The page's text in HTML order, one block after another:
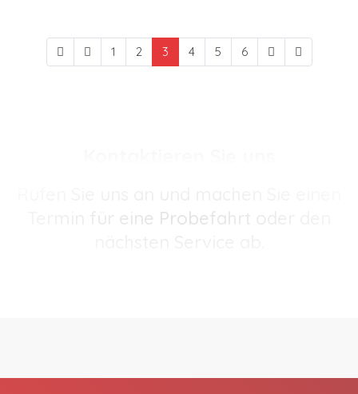
1 2 3 4 5 6
Termin für eine Probefahrt oder den